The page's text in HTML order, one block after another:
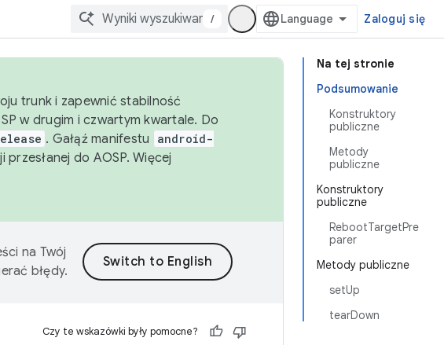
/ Zaloguj się
Na tej stronie
Podsumowanie
Konstruktory
publiczne
Metody
publiczne
Konstruktory
publiczne
RebootTargetPre
parer
Metody publiczne
setUp
tearDown
trunk i zapewnić stabilność
w drugim i czwartym kwartale. Do
. Gałąź manifestu
android-
do AOSP. Więcej
na Twój
błędy.
Czy te wskazówki były pomocne?